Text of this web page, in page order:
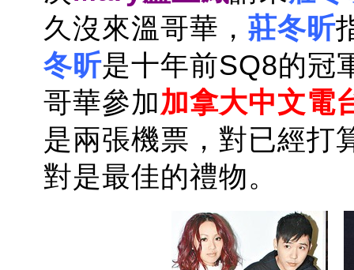
久沒來溫哥華， 莊冬昕
冬昕是十年前SQ8的冠
哥華參加加拿大中文電
是兩張機票，對已經打
對是最佳的禮物。